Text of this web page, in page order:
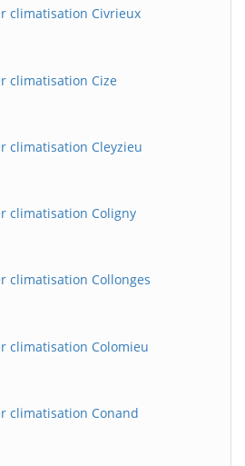
climatisation Civrieux
climatisation Cize
climatisation Cleyzieu
climatisation Coligny
climatisation Collonges
climatisation Colomieu
climatisation Conand